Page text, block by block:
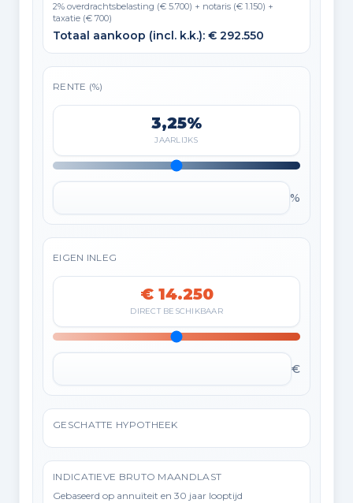
2% overdrachtsbelasting (€ 5.700) + notaris (€ 1.150) +
taxatie (€ 700)
Totaal aankoop (incl. k.k.): € 292.550
RENTE (%)
3,25%
JAARLIJKS
%
EIGEN INLEG
€ 14.250
DIRECT BESCHIKBAAR
€
GESCHATTE HYPOTHEEK
INDICATIEVE BRUTO MAANDLAST
Gebaseerd op annuïteit en 30 jaar looptijd